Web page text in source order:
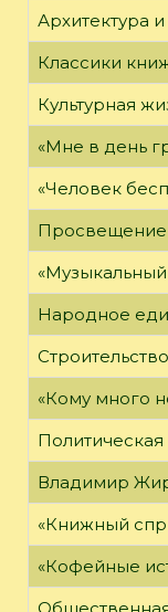
Архитектура
Классики
Культурная
«Мне в день
«Человек
Просвещение
Народное
«Кому много
Политическая
Владимир
«Книжный
«Кофейные